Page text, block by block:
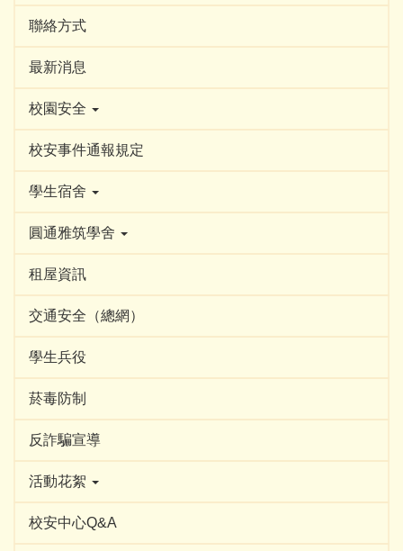
聯絡方式
最新消息
校園安全
校安事件通報規定
學生宿舍
圓通雅筑學舍
租屋資訊
交通安全（總網）
學生兵役
菸毒防制
反詐騙宣導
活動花絮
校安中心Q&A